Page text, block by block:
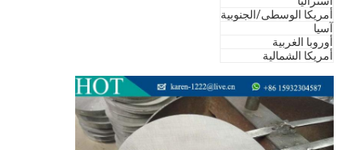
شبكة حبل الأسلاك
سياج ملعب الباديل
شبكة سلكية محبوكة
سلة غابيون الحجر
أمريكا الوسطى/الجنوبية
آسيا
أوروبا الغربية
أمريكا الشمالية